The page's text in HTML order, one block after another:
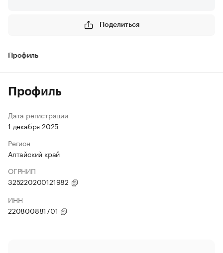
Поделиться
Профиль
Профиль
Дата регистрации
1 декабря 2025
Регион
Алтайский край
ОГРНИП
325220200121982
ИНН
220800881701